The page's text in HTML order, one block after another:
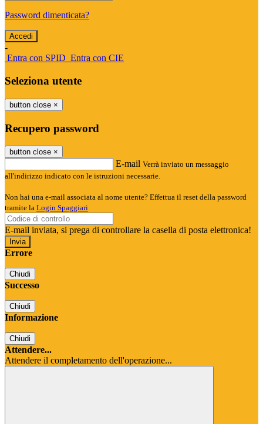
Password dimenticata?
-
Entra con SPID Entra con CIE
Seleziona utente
button close ×
Recupero password
button close ×
E-mail Verrà inviato un messaggio
all'indirizzo indicato con le istruzioni necessarie.
Non hai una e-mail associata al nome utente? Effettua il reset della password
tramite la Login Spaggiari
E-mail inviata, si prega di controllare la casella di posta elettronica!
Errore
Chiudi
Successo
Chiudi
Informazione
Chiudi
Attendere...
Attendere il completamento dell'operazione...